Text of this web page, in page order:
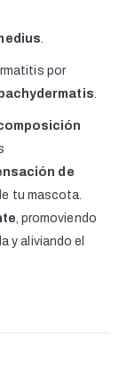
por
de
tu mascota.
, promoviendo
y aliviando el